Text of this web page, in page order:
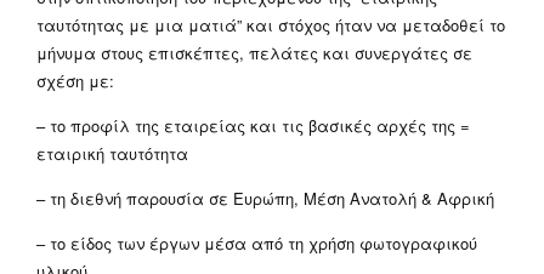
ταυτότητας με μια ματιά” και στόχος ήταν να μεταδοθεί το
μήνυμα στους επισκέπτες, πελάτες και συνεργάτες σε
σχέση με:
– το προφίλ της εταιρείας και τις βασικές αρχές της =
εταιρική ταυτότητα
– τη διεθνή παρουσία σε Ευρώπη, Μέση Ανατολή & Αφρική
– το είδος των έργων μέσα από τη χρήση φωτογραφικού